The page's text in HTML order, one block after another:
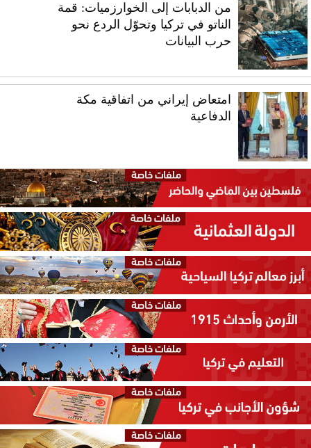
من الدبابات إلى الخوارزميات: قمة
الناتو في تركيا وتحوّل الردع نحو
حرب البيانات
امتعاض إيراني من اتفاقية مكة
الدفاعية